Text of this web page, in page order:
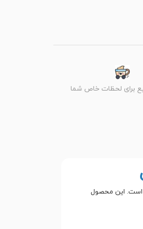
برای لحظات خاص شما
است. این محصول